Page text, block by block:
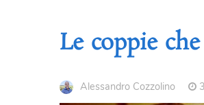
Le coppie
Alessandro Cozzolino